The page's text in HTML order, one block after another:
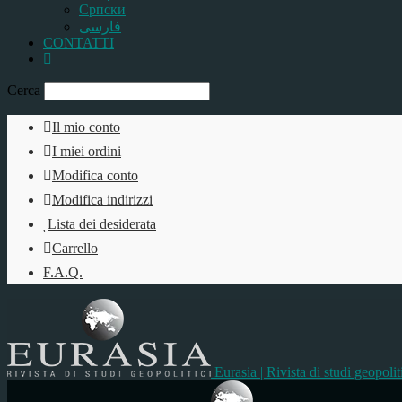
Српски
فارسی
CONTATTI
Cerca
Il mio conto
I miei ordini
Modifica conto
Modifica indirizzi
Lista dei desiderata
Carrello
F.A.Q.
Eurasia | Rivista di studi